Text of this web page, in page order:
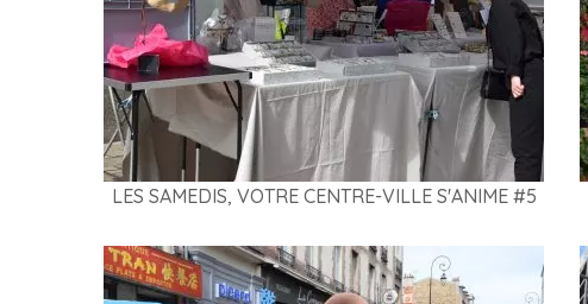
LES SAMEDIS, VOTRE CENTRE-VILLE S'ANIME #5